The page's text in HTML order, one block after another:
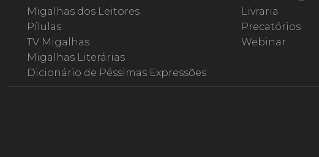
Migalhas dos Leitores
Pílulas
TV Migalhas
Migalhas Literárias
Dicionário de Péssimas Expressões
Livraria
Precatórios
Webinar